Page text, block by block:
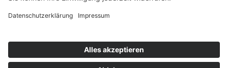
Impressum
Jahrbuch